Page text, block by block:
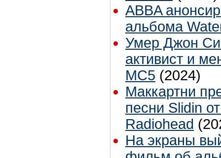
ABBA
альбома
Умер Джон
активист и
MC5 (2024)
Маккартни
песни Slidin
Radiohead
На экраны